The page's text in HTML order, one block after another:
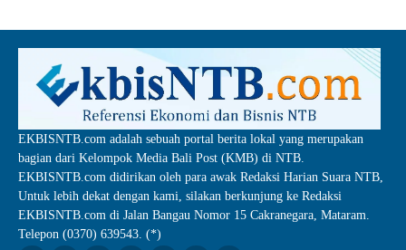
EKBISNTB.com adalah sebuah portal berita lokal yang merupakan
bagian dari Kelompok Media Bali Post (KMB) di NTB.
EKBISNTB.com didirikan oleh para awak Redaksi Harian Suara NTB,
Untuk lebih dekat dengan kami, silakan berkunjung ke Redaksi
EKBISNTB.com di Jalan Bangau Nomor 15 Cakranegara, Mataram.
Telepon (0370) 639543. (*)